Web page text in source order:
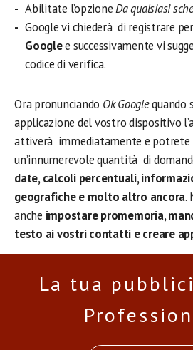
Abilitate l’opzioneDa qualsiasi
Google vi chiederà di registrare
Googlee successivamente vi
codice di verifica.
Ora pronunciando Ok Googlequando
applicazione del vostro dispositivo
attiverà immediatamente e potrete
un’innumerevole quantità di
date, calcoli percentuali,
geografiche e molto altro ancora.
anche impostare promemoria,
testo ai vostri contatti e creare
La tua